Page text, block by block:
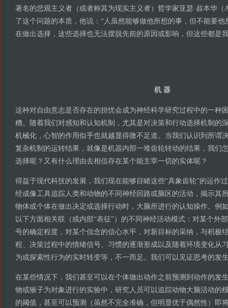
著名的悲观主义者（或者称其为现实主义者）哲学家亚瑟·叔本华（
了这个问题的本质，他说：“人虽然能够做他所想的事，但不能要他
在做出选择，这些选择也无法摆脱先前的原因或影响，但这些都是
机 器
这种对自由意志是否存在的担忧会成为神经科学研究过程中的一种
糟。随着我们对感知和认知机制，尤其是对决策和行动选择机制的
机械化，心智的作用似乎也就越显得微不足道。当我们认识到所谓
复杂机制的运转结果，就像是机器内部一堆齿轮转动的结果，我们
选择呢？又有什么理由去相信存在某个能主宰一切的实体呢？
得益于现代科技的发展，我们现在能够目睹这些“具象齿轮”的运作
经成像工具追踪人类和动物的不同神经回路或脑区的活动，揭示其
物体或个体在做出决定或选择行动时，大脑所进行的认知操作。例
以下方面相关联（或内部“表征”）的不同神经活动模式：对某个外
号的确定程度，对某个信念的信心水平，对新目标的采纳，与积极
程、决策过程中的情绪信号、习惯的逐渐形成以及随着环境变化从
为或探索性行为的实时转变等，不一而足。我们可以见证思考的
在某些情况下，我们甚至可以在个体做出动作之前预测到动作的发
物或猴子为对象进行的实验中，研究人员可以追踪动物大脑活动的
的阈值，甚至可以预测（虽然不完全准确，但明显优于偶然性）即